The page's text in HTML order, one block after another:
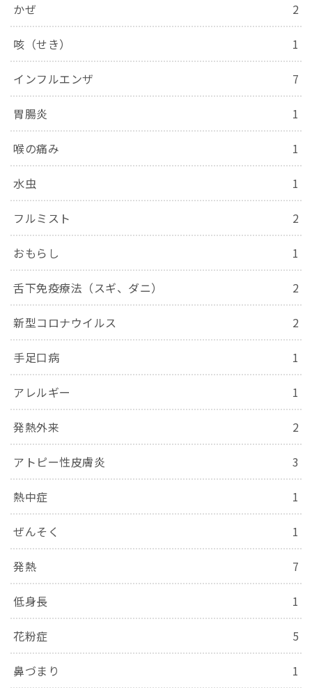
かぜ 2
咳（せき） 1
インフルエンザ 7
胃腸炎 1
喉の痛み 1
水虫 1
フルミスト 2
おもらし 1
舌下免疫療法（スギ、ダニ） 2
新型コロナウイルス 2
手足口病 1
アレルギー 1
発熱外来 2
アトピー性皮膚炎 3
熱中症 1
ぜんそく 1
発熱 7
低身長 1
花粉症 5
鼻づまり 1